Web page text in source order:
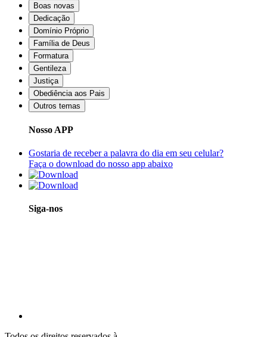
Boas novas
Dedicação
Domínio Próprio
Família de Deus
Formatura
Gentileza
Justiça
Obediência aos Pais
Outros temas
Nosso APP
Gostaria de receber a palavra do dia em seu celular?
Faça o download do nosso app abaixo
Siga-nos